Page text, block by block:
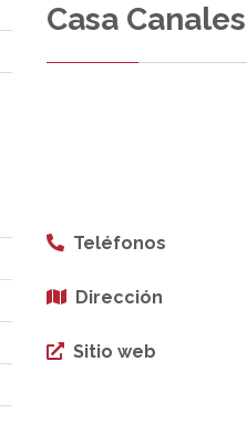
Casa Canales
Teléfonos
Dirección
Sitio web